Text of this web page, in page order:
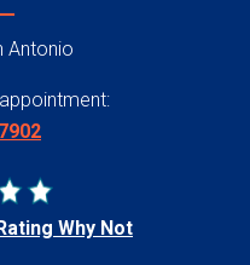
Antonio
Why Not